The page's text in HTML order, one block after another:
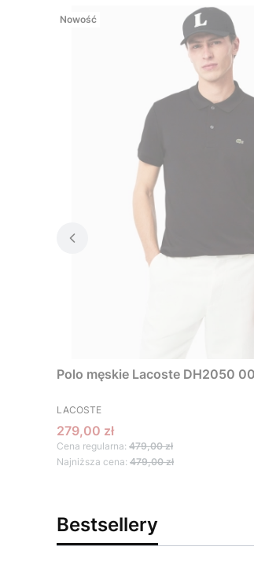
Nowość
Polo męskie Lacoste DH2050
PRODUCENT
LACOSTE
Cena promocyjna
279,00 zł
Cena regularna: 479,00 zł
Najniższa cena: 479,00 zł
Bestsellery